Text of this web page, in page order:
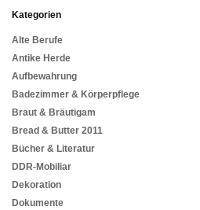
Kategorien
Alte Berufe
Antike Herde
Aufbewahrung
Badezimmer & Körperpflege
Braut & Bräutigam
Bread & Butter 2011
Bücher & Literatur
DDR-Mobiliar
Dekoration
Dokumente